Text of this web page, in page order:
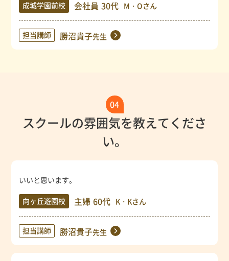
成城学園前校 会社員 30代 M・Oさん
担当講師 勝沼貴子先生
04
スクールの雰囲気を教えてくださ
い。
いいと思います。
向ヶ丘遊園校 主婦 60代 K・Kさん
担当講師 勝沼貴子先生